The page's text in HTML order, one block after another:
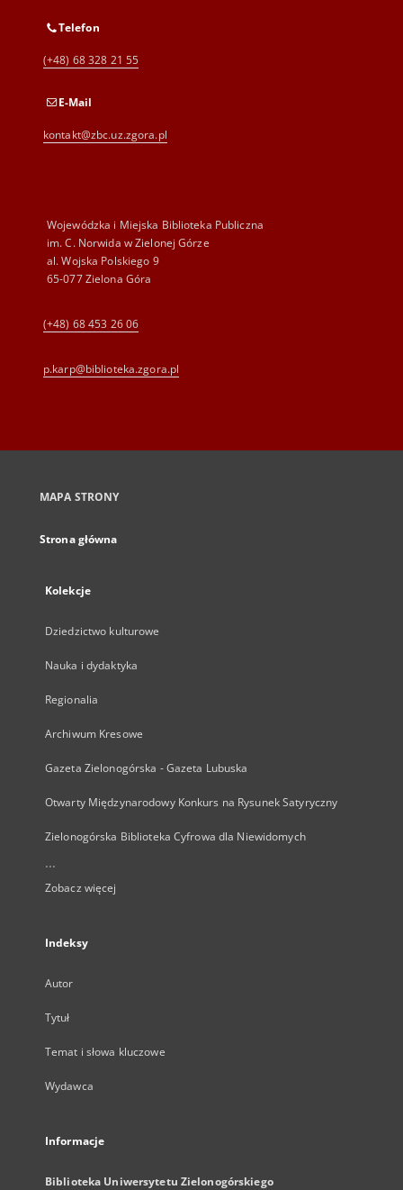
Telefon
(+48) 68 328 21 55
E-Mail
kontakt@zbc.uz.zgora.pl
Wojewódzka i Miejska Biblioteka Publiczna
im. C. Norwida w Zielonej Górze
al. Wojska Polskiego 9
65-077 Zielona Góra
(+48) 68 453 26 06
p.karp@biblioteka.zgora.pl
MAPA STRONY
Strona główna
Kolekcje
Dziedzictwo kulturowe
Nauka i dydaktyka
Regionalia
Archiwum Kresowe
Gazeta Zielonogórska - Gazeta Lubuska
Otwarty Międzynarodowy Konkurs na Rysunek Satyryczny
Zielonogórska Biblioteka Cyfrowa dla Niewidomych
...
Zobacz więcej
Indeksy
Autor
Tytuł
Temat i słowa kluczowe
Wydawca
Informacje
Biblioteka Uniwersytetu Zielonogórskiego